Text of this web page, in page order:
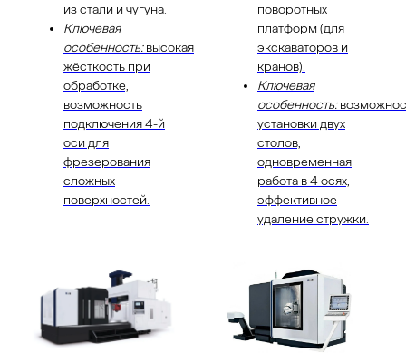
из стали и чугуна.
Ключевая
особенность:высокая
жёсткость при
обработке,
возможность
подключения 4-й
оси для
фрезерования
сложных
поверхностей.
поворотных
платформ (для
экскаваторов и
кранов).
Ключевая
особенность:
установки двух
столов,
одновременная
работа в 4 осях,
эффективное
удаление стружки.